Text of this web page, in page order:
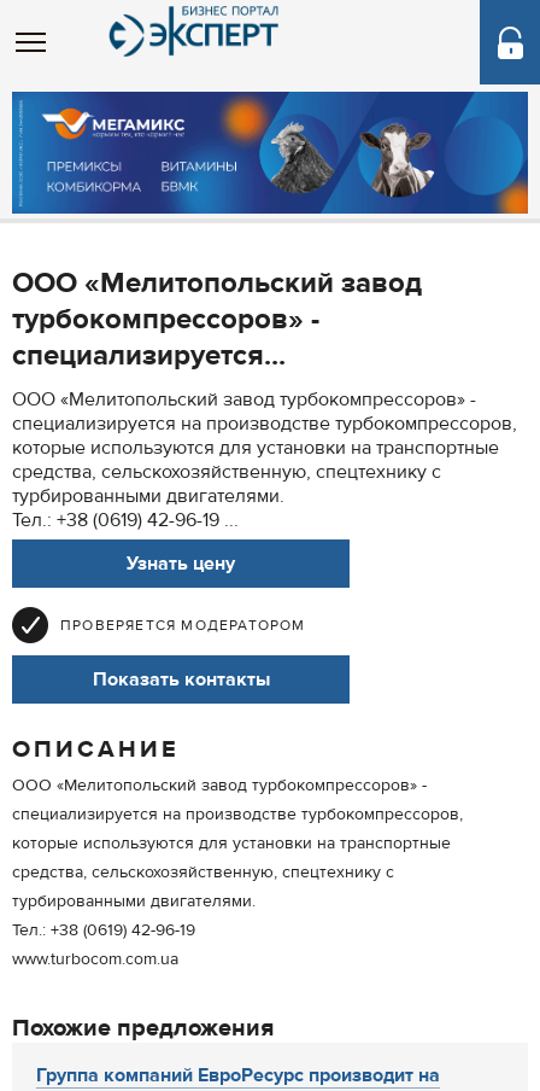
ООО «Мелитопольский завод
турбокомпрессоров» -
специализируется...
ООО «Мелитопольский завод турбокомпрессоров» -
специализируется на производстве турбокомпрессоров,
которые используются для установки на транспортные
средства, сельскохозяйственную, спецтехнику с
турбированными двигателями.
Тел.: +38 (0619) 42-96-19 ...
Узнать цену
ПРОВЕРЯЕТСЯ МОДЕРАТОРОМ
Показать контакты
ОПИСАНИЕ
ООО «Мелитопольский завод турбокомпрессоров» -
специализируется на производстве турбокомпрессоров,
которые используются для установки на транспортные
средства, сельскохозяйственную, спецтехнику с
турбированными двигателями.
Тел.: +38 (0619) 42-96-19
www.turbocom.com.ua
Похожие предложения
Группа компаний ЕвроРесурс производит на